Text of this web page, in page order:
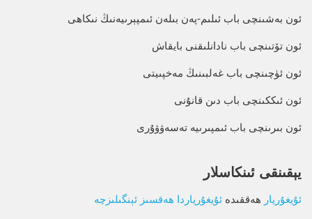
ئون بەشىنچى باب ئىلىم-پەن بىلەن ئىمپېرىيەنىڭ نىكاھى
ئون تۆتىنچى باب نادانلىقنى بايقاش
ئون ئۈچىنچى باب غەلبىنىڭ مەخپىيتى
ئون ئىككىنچى باب دىن قانۇنى
ئون بىرىنچى باب ئىمپىرىيە تەسەۋۋۇرى
يېقىنقى ئىنكاسلار
ئۇيغۇريار ھەققىدە ئۇيغۇرياردا ھەقسىز ئېنگىلىزچە